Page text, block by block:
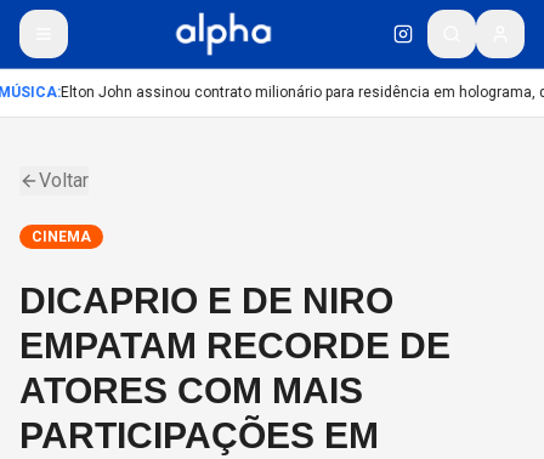
:Elton John assinou contrato milionário para residência em holograma,
Voltar
CINEMA
DICAPRIO E DE NIRO
EMPATAM RECORDE DE
ATORES COM MAIS
PARTICIPAÇÕES EM